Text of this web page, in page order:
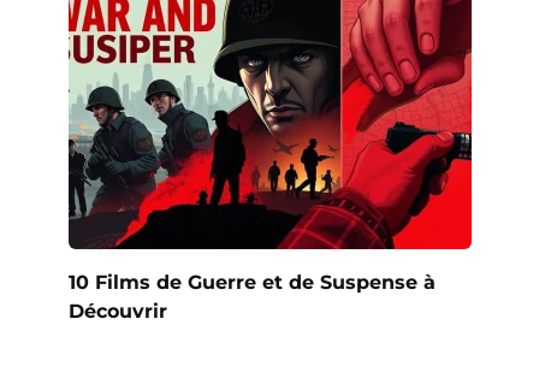
10 Films de Guerre et de Suspense à
Découvrir